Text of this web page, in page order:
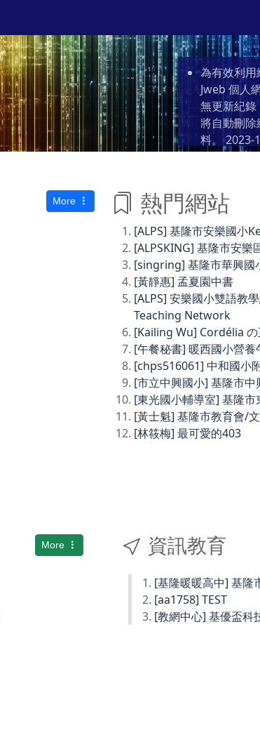
為有效利
Jweb 個人
無更新紀
將自動刪
料。 2023-
More 熱門網站
[ALPS] 基隆市安樂國小
[ALPSKING] 基隆市安樂
[singring] 基隆市華興國
[黃靜惠] 孟夏園中書
[ALPS] 安樂國小雙語教
Teaching Network
[Kailing Wu] Cordélia
[午餐秘書] 暖西國小營養
[chps516061] 中和國小
[市立中興國小] 基隆市
[東光國小輔導室] 基隆
[黃士魁] 基隆市教育會/
[林筱梅] 最可愛的403
More 資訊教育
[基隆暖暖高中] 基隆
[aa1758] TEST
[教網中心] 基優盃科